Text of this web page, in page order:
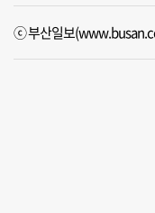
ⓒ 부산일보